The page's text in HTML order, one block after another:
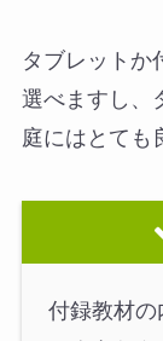
タブレットか
選べますし、
庭にはとても
付録教材の